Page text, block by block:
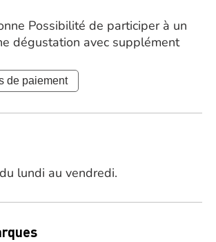
Possibilité de participer à un
dégustation avec supplément
de paiement
lundi au vendredi.